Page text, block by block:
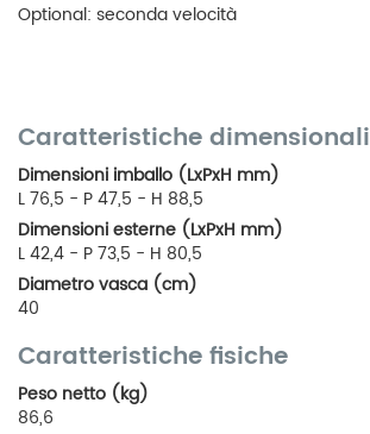
Optional: seconda velocità
Caratteristiche dimensionali
Dimensioni imballo (LxPxH mm)
L 76,5 - P 47,5 - H 88,5
Dimensioni esterne (LxPxH mm)
L 42,4 - P 73,5 - H 80,5
Diametro vasca (cm)
40
Caratteristiche fisiche
Peso netto (kg)
86,6